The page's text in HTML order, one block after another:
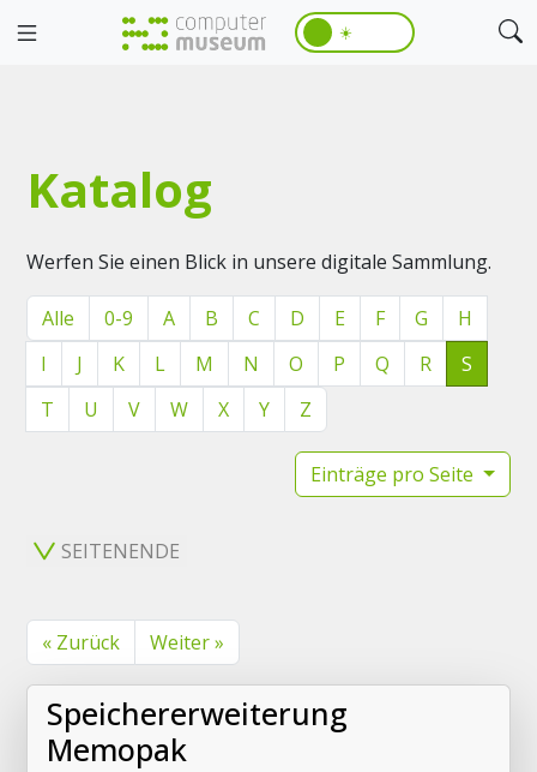
☀️
Katalog
Werfen Sie einen Blick in unsere digitale Sammlung.
Alle 0-9 A B C D E F G
H
I
J K L M N O P Q R
S
T
U V W X Y Z
Einträge pro Seite
SEITENENDE
« Zurück Weiter »
Speichererweiterung
Memopak